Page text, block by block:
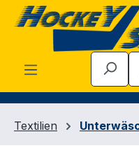
Zum Hauptinhalt springen
Textilien